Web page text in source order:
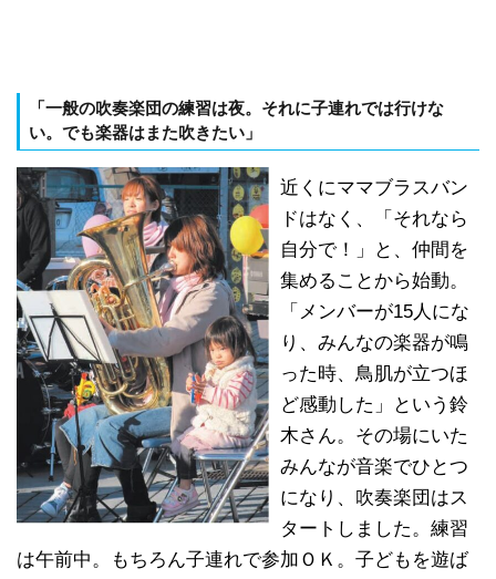
「一般の吹奏楽団の練習は夜。それに子連れでは行けな
い。でも楽器はまた吹きたい」
近くにママブラスバン
ドはなく、「それなら
自分で！」と、仲間を
集めることから始動。
「メンバーが15人にな
り、みんなの楽器が鳴
った時、鳥肌が立つほ
ど感動した」という鈴
木さん。その場にいた
みんなが音楽でひとつ
になり、吹奏楽団はス
タートしました。練習
は午前中。もちろん子連れで参加ＯＫ。子どもを遊ば